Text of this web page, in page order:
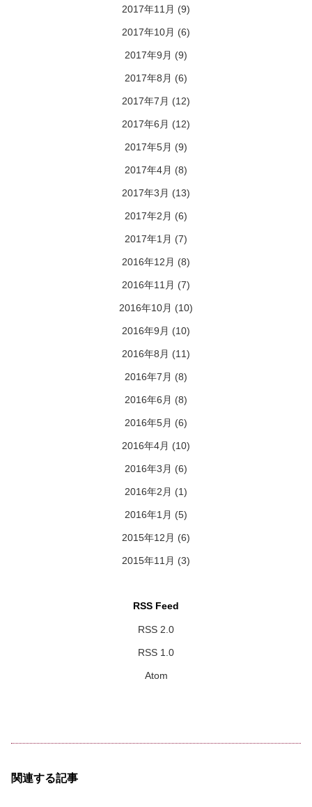
2017年11月 (9)
2017年10月 (6)
2017年9月 (9)
2017年8月 (6)
2017年7月 (12)
2017年6月 (12)
2017年5月 (9)
2017年4月 (8)
2017年3月 (13)
2017年2月 (6)
2017年1月 (7)
2016年12月 (8)
2016年11月 (7)
2016年10月 (10)
2016年9月 (10)
2016年8月 (11)
2016年7月 (8)
2016年6月 (8)
2016年5月 (6)
2016年4月 (10)
2016年3月 (6)
2016年2月 (1)
2016年1月 (5)
2015年12月 (6)
2015年11月 (3)
RSS Feed
RSS 2.0
RSS 1.0
Atom
関連する記事